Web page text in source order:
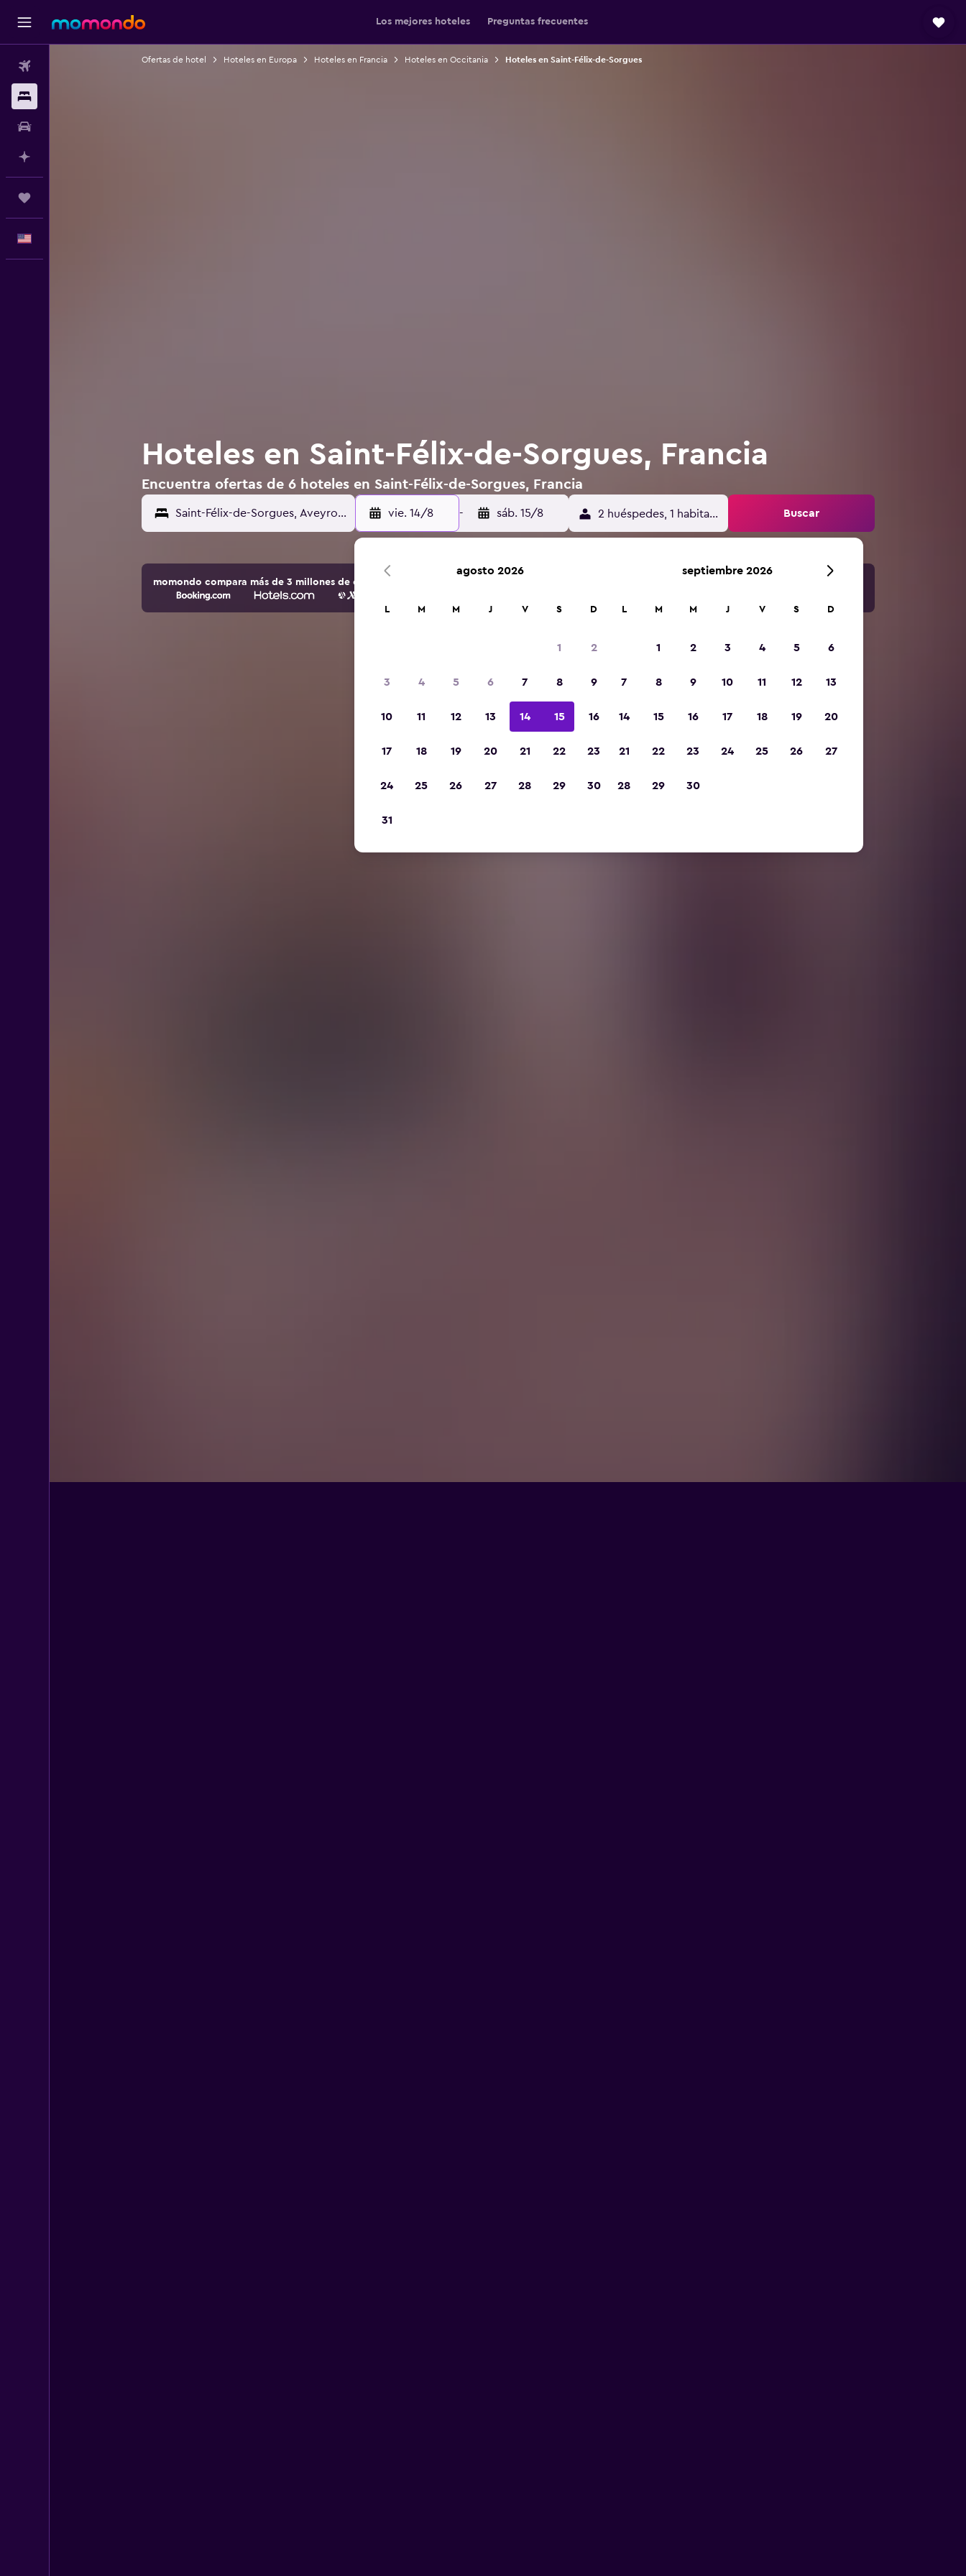
Los mejores hoteles Preguntas frecuentes
Ofertas de hotel Hoteles en Europa Hoteles en Francia Hoteles en Occitania Hoteles en Saint-Félix-de-Sorgues
Hoteles en Saint-Félix-de-Sorgues, Francia
Encuentra ofertas de 6 hoteles en Saint-Félix-de-Sorgues, Francia
vie. 14/8 - sáb. 15/8 2 huéspedes, 1 habitación Buscar
momondo compara más de 3 millones de opciones de hoteles y alojamientos.
agosto 2026
L M M J V S D
1 2
3 4 5 6 7 8 9
10 11 12 13 14 15 16
17 18 19 20 21 22 23
24 25 26 27 28 29 30
31
septiembre 2026
L M M J V S D
1 2 3 4 5 6
7 8 9 10 11 12 13
14 15 16 17 18 19 20
21 22 23 24 25 26 27
28 29 30